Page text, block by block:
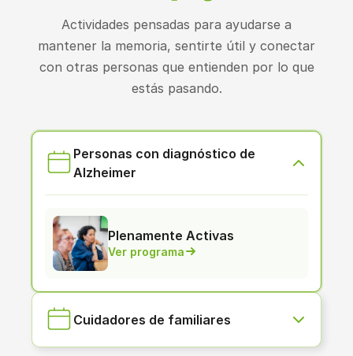
Actividades pensadas para ayudarse a
mantener la memoria, sentirte útil y conectar
con otras personas que entienden por lo que
estás pasando.
Personas con diagnóstico de
Alzheimer
Plenamente Activas
Ver programa
Cuidadores de familiares